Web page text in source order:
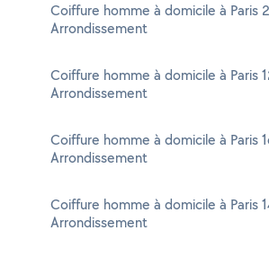
Coiffure homme à domicile à Paris
Arrondissement
Coiffure homme à domicile à Paris
Arrondissement
Coiffure homme à domicile à Paris
Arrondissement
Coiffure homme à domicile à Paris
Arrondissement